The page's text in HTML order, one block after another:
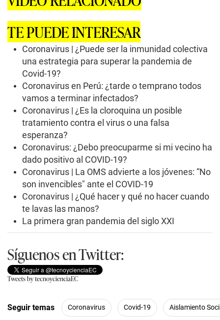
TE PUEDE INTERESAR
Coronavirus | ¿Puede ser la inmunidad colectiva
una estrategia para superar la pandemia de
Covid-19?
Coronavirus en Perú: ¿tarde o temprano todos
vamos a terminar infectados?
Coronavirus | ¿Es la cloroquina un posible
tratamiento contra el virus o una falsa
esperanza?
Coronavirus: ¿Debo preocuparme si mi vecino ha
dado positivo al COVID-19?
Coronavirus | La OMS advierte a los jóvenes: “No
son invencibles" ante el COVID-19
Coronavirus | ¿Qué hacer y qué no hacer cuando
te lavas las manos?
La primera gran pandemia del siglo XXI
Síguenos en Twitter:
Tweets by tecnoycienciaEC
Seguir temas Coronavirus Covid-19 Aislamiento